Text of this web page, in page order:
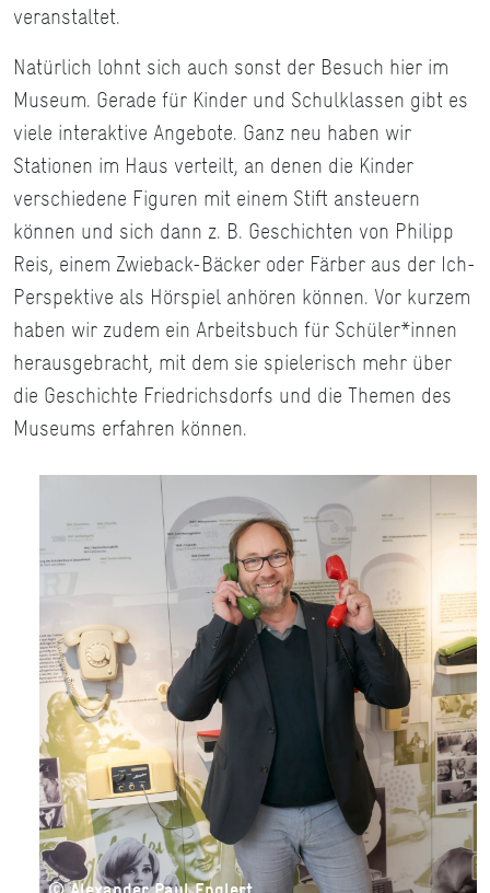
veranstaltet.
Natürlich lohnt sich auch sonst der Besuch hier im
Museum. Gerade für Kinder und Schulklassen gibt es
viele interaktive Angebote. Ganz neu haben wir
Stationen im Haus verteilt, an denen die Kinder
verschiedene Figuren mit einem Stift ansteuern
können und sich dann z. B. Geschichten von Philipp
Reis, einem Zwieback-Bäcker oder Färber aus der Ich-
Perspektive als Hörspiel anhören können. Vor kurzem
haben wir zudem ein Arbeitsbuch für Schüler*innen
herausgebracht, mit dem sie spielerisch mehr über
die Geschichte Friedrichsdorfs und die Themen des
Museums erfahren können.